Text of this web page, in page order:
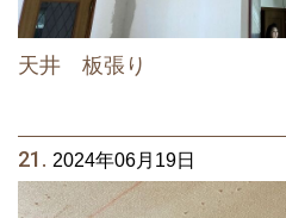
天井 板張り
21. 2024年06月19日